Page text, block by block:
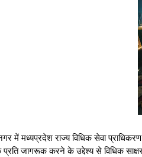
में मध्यप्रदेश राज्य विधिक सेवा
जागरूक करने के उद्देश्य से विधिक